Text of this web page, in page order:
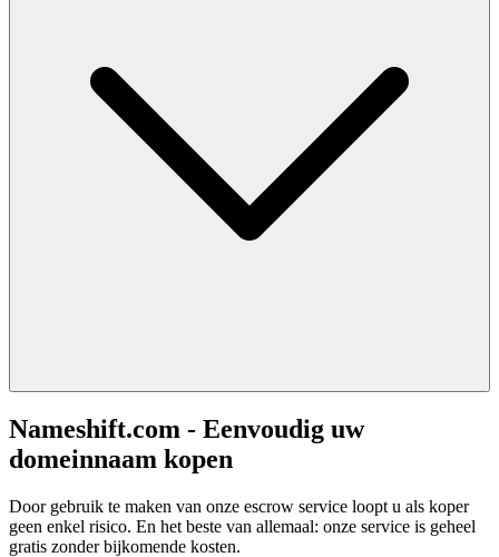
Nameshift.com - Eenvoudig uw
domeinnaam kopen
Door gebruik te maken van onze escrow service loopt u als koper
geen enkel risico. En het beste van allemaal: onze service is geheel
gratis zonder bijkomende kosten.